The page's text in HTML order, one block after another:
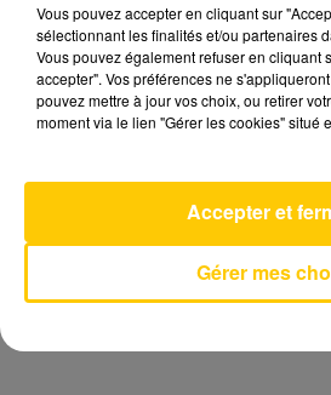
Vous pouvez accepter en cliquant sur
sélectionnant les finalités et/ou partenaires
Vous pouvez également refuser en cliquant
accepter". Vos préférences ne
pouvez mettre à jour vos choix, ou retirer
moment via le lien "Gérer les cookies" situé
Gérer mes
Accepter et